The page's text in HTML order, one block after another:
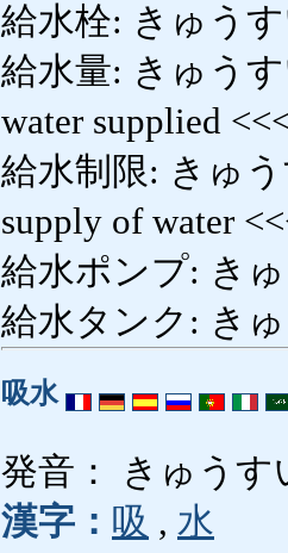
給水栓: きゅう
給水量: きゅうす
water supplied
給水制限: きゅ
supply of water
給水ポンプ: き
給水タンク: き
吸水
発音： きゅうす
漢字： 吸 , 水